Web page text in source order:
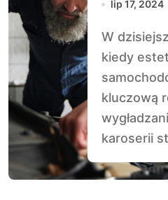
lip 17, 2024
W dzisiejszych czasach,
kiedy
kluczową
karoserii